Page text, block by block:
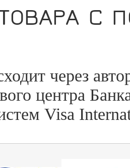
С
через
центра
Visa